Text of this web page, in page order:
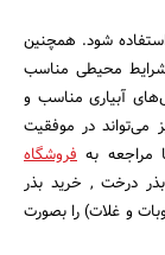
شود. همچنین
محیطی مناسب
آبیاری مناسب و
می‌تواند در موفقیت
مراجعه به فروشگاه
درخت , خرید بذر
و غلات) را بصورت